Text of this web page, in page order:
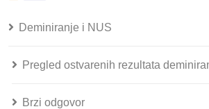
Deminiranje i NUS
Pregled ostvarenih rezultata
Brzi odgovor